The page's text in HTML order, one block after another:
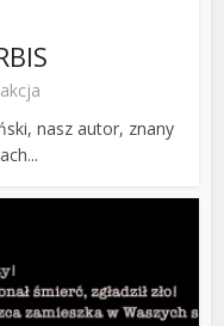
nasz autor, znany